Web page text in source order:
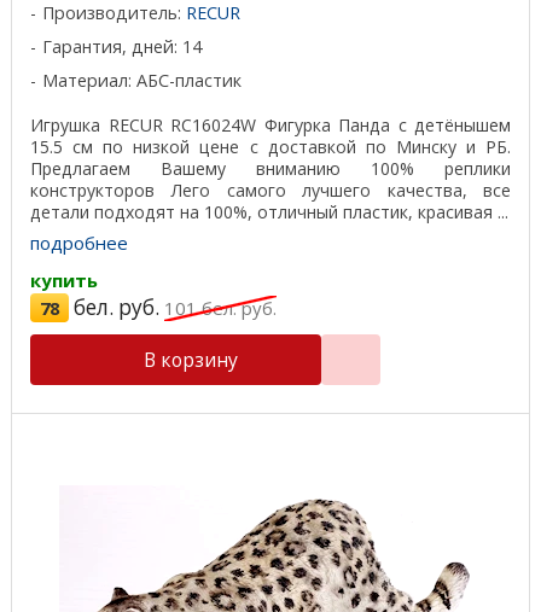
Производитель: RECUR
Гарантия, дней: 14
Материал: АБС-пластик
Игрушка RECUR RC16024W Фигурка Панда с детёнышем
15.5 см по низкой цене с доставкой по Минску и РБ.
Предлагаем Вашему вниманию 100% реплики
конструкторов Лего самого лучшего качества, все
детали подходят на 100%, отличный пластик, красивая ...
подробнее
купить
78 бел. руб. 101бел. руб.
В корзину